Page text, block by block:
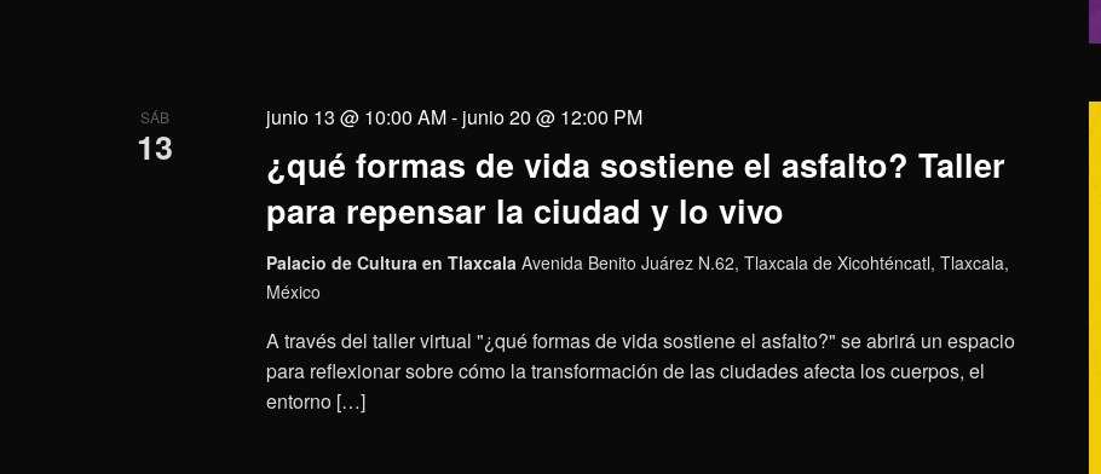
SÁB
13
¿qué formas de vida sostiene el asfalto? Taller
para repensar la ciudad y lo vivo
junio 13 @ 10:00 AM- junio 20 @ 12:00 PM
Palacio de Cultura en Tlaxcala Avenida Benito Juárez N.62, Tlaxcala de Xicohténcatl, Tlaxcala,
México
A través del taller virtual "¿qué formas de vida sostiene el asfalto?" se abrirá un espacio
para reflexionar sobre cómo la transformación de las ciudades afecta los cuerpos, el
entorno […]